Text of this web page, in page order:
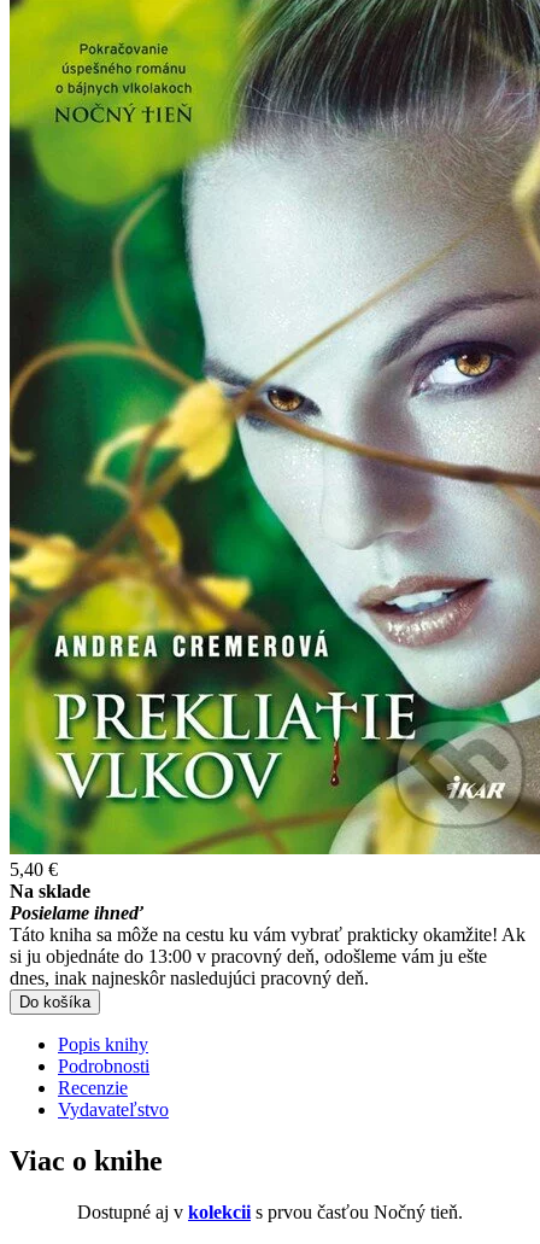
5,40 €
Na sklade
Posielame ihneď
Táto kniha sa môže na cestu ku vám vybrať prakticky okamžite! Ak
si ju objednáte do 13:00 v pracovný deň, odošleme vám ju ešte
dnes, inak najneskôr nasledujúci pracovný deň.
Do košíka
Popis knihy
Podrobnosti
Recenzie
Vydavateľstvo
Viac o knihe
Dostupné aj v kolekcii s prvou časťou Nočný tieň.